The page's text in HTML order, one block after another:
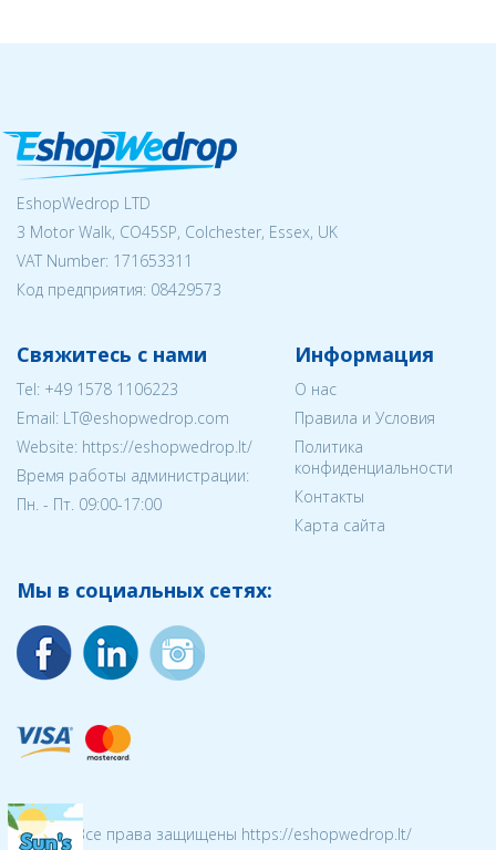
EshopWedrop LTD
3 Motor Walk, CO45SP, Colchester, Essex, UK
VAT Number: 171653311
Код предприятия: 08429573
Свяжитесь с нами
Tel: +49 1578 1106223
Email: LT@eshopwedrop.com
Website: https://eshopwedrop.lt/
Время работы администрации:
Пн. - Пт. 09:00-17:00
Информация
О нас
Правила и Условия
Политика
конфиденциальности
Контакты
Карта сайта
Мы в социальных сетях:
© 2026 Все права защищены https://eshopwedrop.lt/